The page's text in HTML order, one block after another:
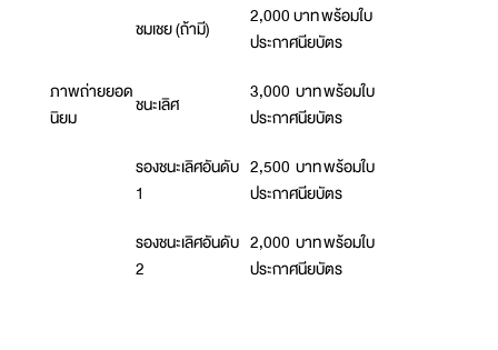
ชมเชย (ถ้ามี)
2,000 บาท พร้อมใบ
ประกาศนียบัตร
ภาพถ่ายยอด
นิยม
ชนะเลิศ
3,000 บาท พร้อมใบ
ประกาศนียบัตร
รองชนะเลิศอันดับ
1
2,500 บาท พร้อมใบ
ประกาศนียบัตร
รองชนะเลิศอันดับ
2
2,000 บาท พร้อมใบ
ประกาศนียบัตร